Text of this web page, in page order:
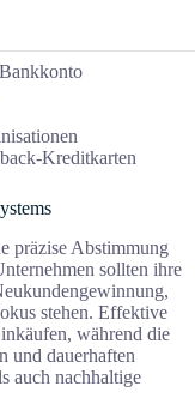
Kreditkarten
präzise Abstimmung
sollten ihre
stehen. Effektive
während die
und dauerhaften
auch nachhaltige